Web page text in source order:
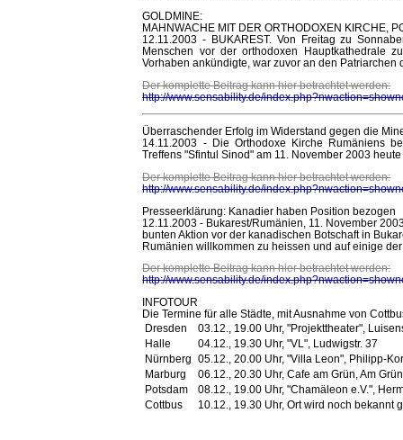
GOLDMINE:
MAHNWACHE MIT DER ORTHODOXEN KIRCHE,
12.11.2003 - BUKAREST. Von Freitag zu
Menschen vor der orthodoxen Hauptkathedrale
Vorhaben ankündigte, war zuvor an den Patriarchen
Der komplette Beitrag kann hier betrachtet werden:
http://www.sensability.de/
Überraschender Erfolg im Widerstand gegen die
14.11.2003 - Die Orthodoxe Kirche Rumäniens
Treffens "Sfintul Sinod" am 11. November 2003
Der komplette Beitrag kann hier betrachtet werden:
http://www.sensability.de/
Presseerklärung: Kanadier haben Position bezogen
12.11.2003 - Bukarest/Rumänien, 11. November
bunten Aktion vor der kanadischen Botschaft in
Rumänien willkommen zu heissen und auf einige
Der komplette Beitrag kann hier betrachtet werden:
http://www.sensability.de/
INFOTOUR
Die Termine für alle Städte, mit Ausnahme von
Dresden
03.12., 19.00 Uhr, "Projekttheater",
Halle
04.12., 19.30 Uhr, "VL", Ludwigstr. 37
Nürnberg
05.12., 20.00 Uhr, "Villa Leon", Philipp-
Marburg
06.12., 20.30 Uhr, Cafe am Grün, Am
Potsdam
08.12., 19.00 Uhr, "Chamäleon e.V.",
Cottbus
10.12., 19.30 Uhr, Ort wird noch bekannt